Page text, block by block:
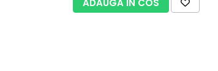
ADAUGA IN COS